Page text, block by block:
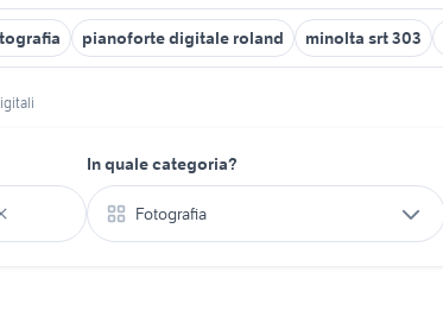
pianoforte digitale roland minolta srt 303
In quale categoria?
Fotografia